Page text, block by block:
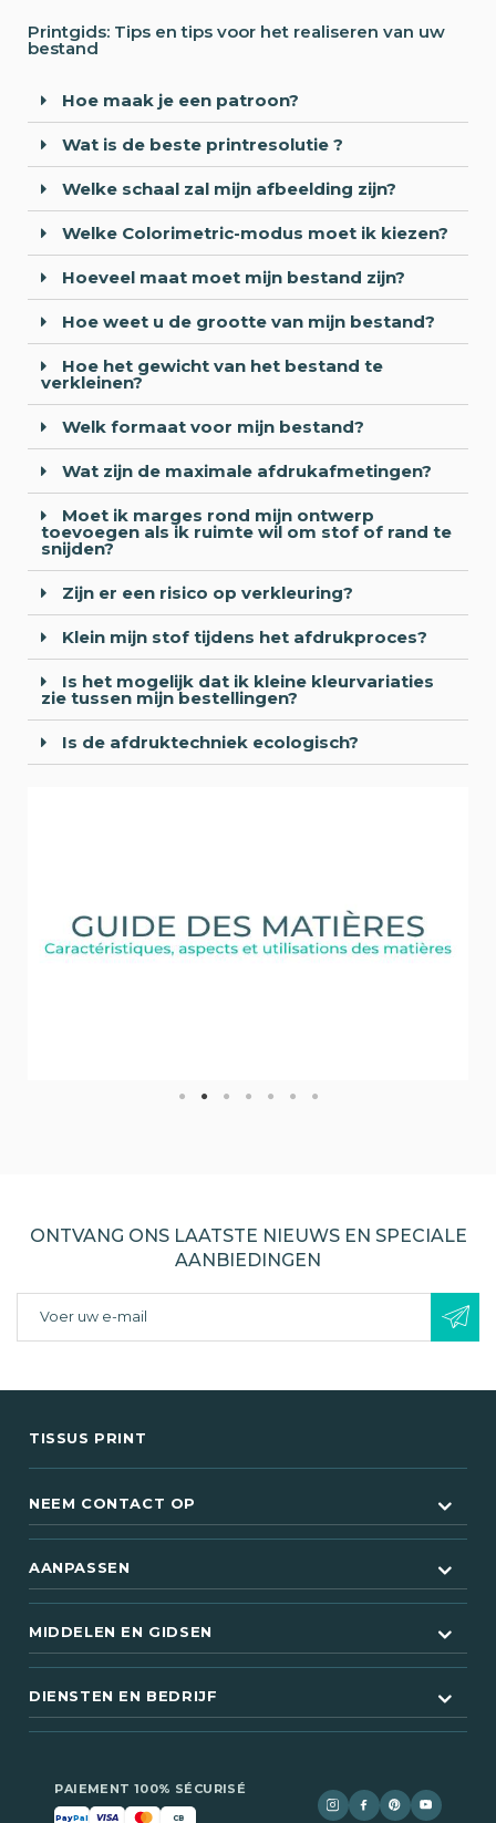
Printgids: Tips en tips voor het realiseren van uw
bestand
Hoe maak je een patroon?
Wat is de beste printresolutie ?
Welke schaal zal mijn afbeelding zijn?
Welke Colorimetric-modus moet ik kiezen?
Hoeveel maat moet mijn bestand zijn?
Hoe weet u de grootte van mijn bestand?
Hoe het gewicht van het bestand te
verkleinen?
Welk formaat voor mijn bestand?
Wat zijn de maximale afdrukafmetingen?
Moet ik marges rond mijn ontwerp
toevoegen als ik ruimte wil om stof of rand te
snijden?
Zijn er een risico op verkleuring?
Klein mijn stof tijdens het afdrukproces?
Is het mogelijk dat ik kleine kleurvariaties
zie tussen mijn bestellingen?
Is de afdruktechniek ecologisch?
ONTVANG ONS LAATSTE NIEUWS EN SPECIALE
AANBIEDINGEN
TISSUS PRINT
NEEM CONTACT OP
AANPASSEN
MIDDELEN EN GIDSEN
DIENSTEN EN BEDRIJF
PAIEMENT 100% SÉCURISÉ
PayPal VISA CB